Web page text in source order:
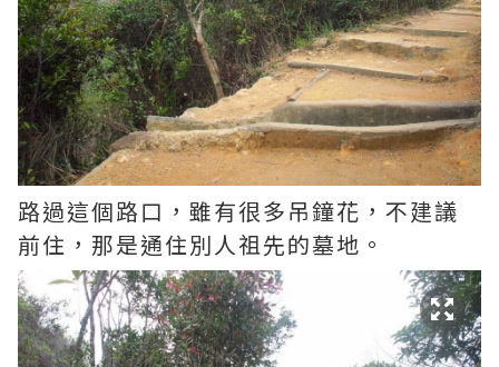
路過這個路口，雖有很多吊鐘花，不建議
前住，那是通住別人祖先的墓地。